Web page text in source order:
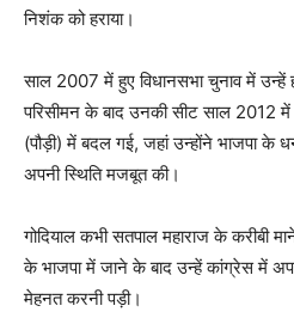
निशंक को हराया।
साल 2007 में हुए विधानसभा चुनाव में उन्हें
परिसीमन के बाद उनकी सीट साल 2012
(पौड़ी) में बदल गई, जहां उन्होंने भाजपा के
अपनी स्थिति मजबूत की।
गोदियाल कभी सतपाल महाराज के करीबी
के भाजपा में जाने के बाद उन्हें कांग्रेस में
मेहनत करनी पड़ी।